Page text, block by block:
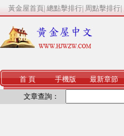
黃金屋首頁 總點擊排行 周點擊排行
首 頁 手機版 最新章節
文章查詢：